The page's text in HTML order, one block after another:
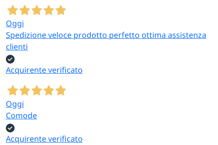
Oggi
Spedizione veloce prodotto perfetto ottima assistenza
clienti
Acquirente verificato
Oggi
Comode
Acquirente verificato